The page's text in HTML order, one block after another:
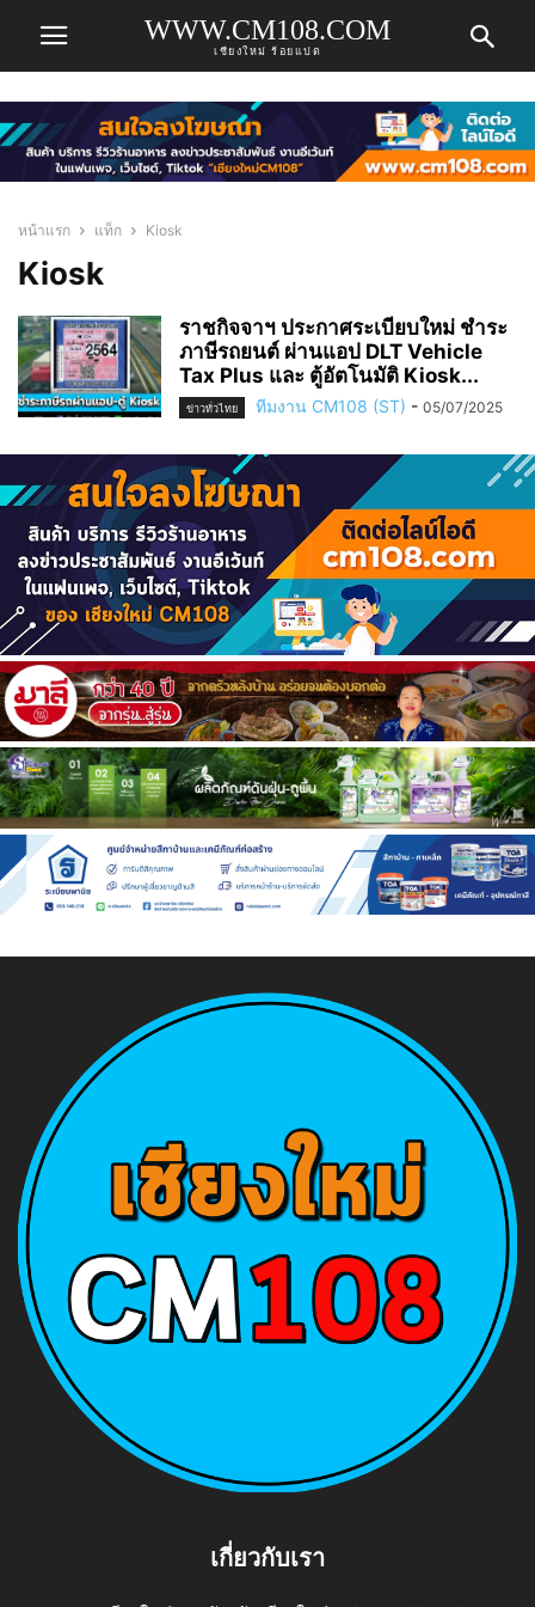
WWW.CM108.COM
เชียงใหม่ ร้อยแปด
หน้าแรก แท็ก Kiosk
Kiosk
ราชกิจจาฯ ประกาศระเบียบใหม่ ชำระ
ภาษีรถยนต์ ผ่านแอป DLT Vehicle
Tax Plus และ ตู้อัตโนมัติ Kiosk...
ข่าวทั่วไทย ทีมงาน CM108 (ST) - 05/07/2025
เกี่ยวกับเรา